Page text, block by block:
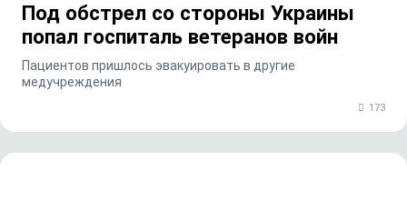
Под обстрел со стороны Украины
попал госпиталь ветеранов войн
Пациентов пришлось эвакуировать в другие
медучреждения
173